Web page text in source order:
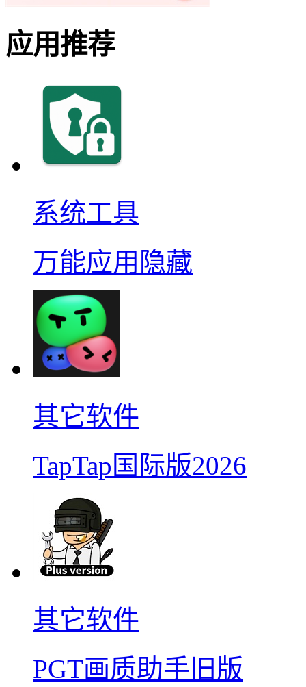
应用推荐
系统工具
万能应用隐藏
其它软件
TapTap国际版2026
其它软件
PGT画质助手旧版